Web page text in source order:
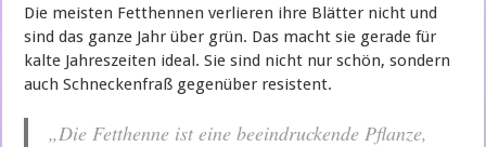
Die meisten Fetthennen verlieren ihre Blätter nicht und
sind das ganze Jahr über grün. Das macht sie gerade für
kalte Jahreszeiten ideal. Sie sind nicht nur schön, sondern
auch Schneckenfraß gegenüber resistent.
„Die Fetthenne ist eine beeindruckende Pflanze,